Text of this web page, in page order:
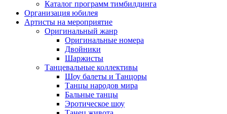
Каталог программ тимбилдинга
Организация юбилея
Артисты на мероприятие
Оригинальный жанр
Оригинальные номера
Двойники
Шаржисты
Танцевальные коллективы
Шоу балеты и Танцоры
Танцы народов мира
Бальные танцы
Эротическое шоу